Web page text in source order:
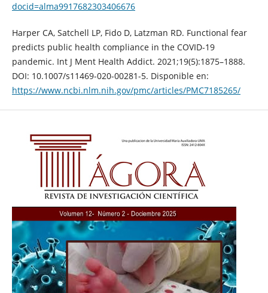
docid=alma9917682303406676
Harper CA, Satchell LP, Fido D, Latzman RD. Functional fear
predicts public health compliance in the COVID-19
pandemic. Int J Ment Health Addict. 2021;19(5):1875–1888.
DOI: 10.1007/s11469-020-00281-5. Disponible en:
https://www.ncbi.nlm.nih.gov/pmc/articles/PMC7185265/